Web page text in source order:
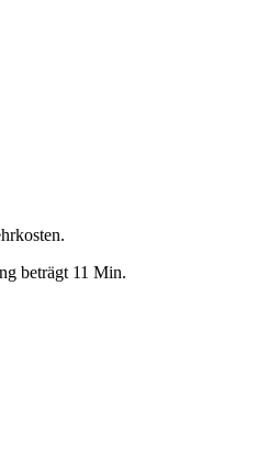
beträgt 11 Min.